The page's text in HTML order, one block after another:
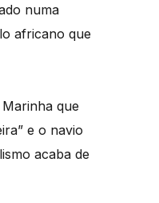
numa
africano que
que
e o navio
acaba de